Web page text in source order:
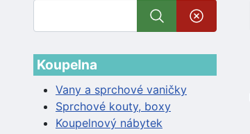
Koupelna
Vany a sprchové vaničky
Sprchové kouty, boxy
Koupelnový nábytek